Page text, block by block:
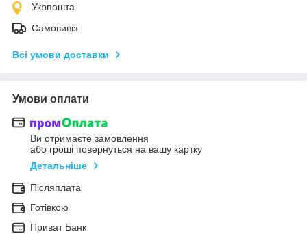
Укрпошта
Самовивіз
Всі умови доставки
Умови оплати
Ви отримаєте замовлення
або гроші повернуться на вашу картку
Детальніше
Післяплата
Готівкою
Приват Банк